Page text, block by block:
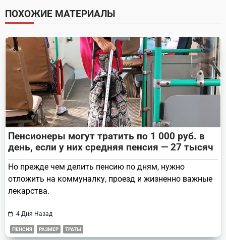
screen-
reader-
text">Page</span>
ПОХОЖИЕ МАТЕРИАЛЫ
Пенсионеры могут тратить по 1 000 руб. в
день, если у них средняя пенсия — 27 тысяч
Но прежде чем делить пенсию по дням, нужно
отложить на коммуналку, проезд и жизненно важные
лекарства.
4 Дня Назад
ПЕНСИЯ РАЗМЕР ТРАТЫ